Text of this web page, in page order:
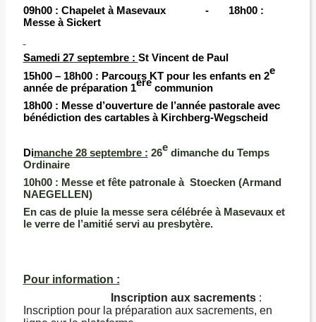
09h00 : Chapelet à Masevaux - 18h00:
Messe à Sickert
Samedi 27 septembre : St Vincent de Paul
15h00 – 18h00: Parcours KT pour les enfants en 2e
année de préparation 1èrecommunion
18h00: Messe d’ouverture de l’année pastorale avec
bénédiction des cartables à Kirchberg-Wegscheid
Dimanche 28 septembre : 26edimanche du Temps
Ordinaire
10h00 : Messe et fête patronale à Stoecken (Armand
NAEGELLEN)
En cas de pluie la messe sera célébrée à Masevaux et
le verre de l’amitié servi au presbytère.
Pour information :
Inscription aux sacrements:
Inscription pour la préparation aux sacrements, en